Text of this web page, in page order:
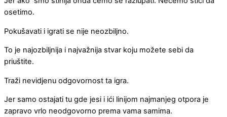
osetimo.
Pokušavati i igrati se nije neozbiljno.
To je najozbiljnija i najvažnija stvar koju možete sebi da
priuštite.
Traži nevidjenu odgovornost ta igra.
Jer samo ostajati tu gde jesi i ići linijom najmanjeg otpora je
zapravo vrlo neodgovorno prema vama samima.